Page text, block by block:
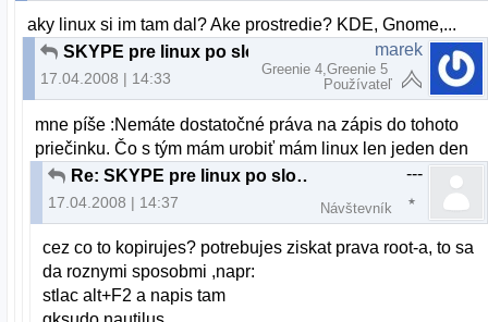
aky linux si im tam dal? Ake prostredie? KDE, Gnome,...
17.04.2008 | 14:33
marek
Greenie 4,Greenie 5
Používateľ
mne píše :Nemáte dostatočné práva na zápis do tohoto
priečinku. Čo s tým mám urobiť mám linux len jeden den
Re: SKYPE pre linux po slovensky
17.04.2008 | 14:37
---
Návštevník
cez co to kopirujes? potrebujes ziskat prava root-a, to sa
da roznymi sposobmi ,napr:
stlac alt+F2 a napis tam